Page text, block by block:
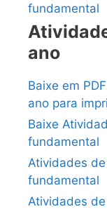
fundamental
ano
Baixe em
ano para
Baixe
fundamental
Atividades
fundamental
Atividades